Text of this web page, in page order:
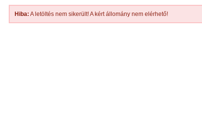
Hiba: A letöltés nem sikerült! A kért állomány nem elérhető!